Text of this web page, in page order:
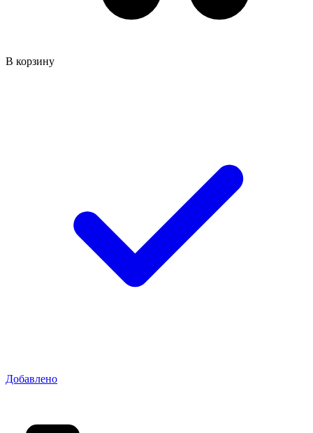
В корзину
Добавлено